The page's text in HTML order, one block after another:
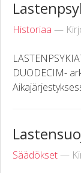
Historiaa —
DUODECIM-
Säädökset—